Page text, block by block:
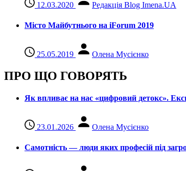
12.03.2020 Редакція Blog Imena.UA
Місто Майбутнього на iForum 2019
25.05.2019 Олена Мусієнко
ПРО ЩО ГОВОРЯТЬ
Як впливає на нас «цифровий детокс».
23.01.2026 Олена Мусієнко
Самотність — люди яких професій під